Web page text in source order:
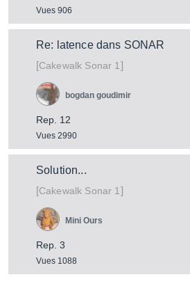
Vues 906
Re: latence dans SONAR
[Cakewalk Sonar 1 ]
Rep. 12
Vues 2990
bogdan goudimir
Solution...
[Cakewalk Sonar 1 ]
Rep. 3
Vues 1088
Mini Ours